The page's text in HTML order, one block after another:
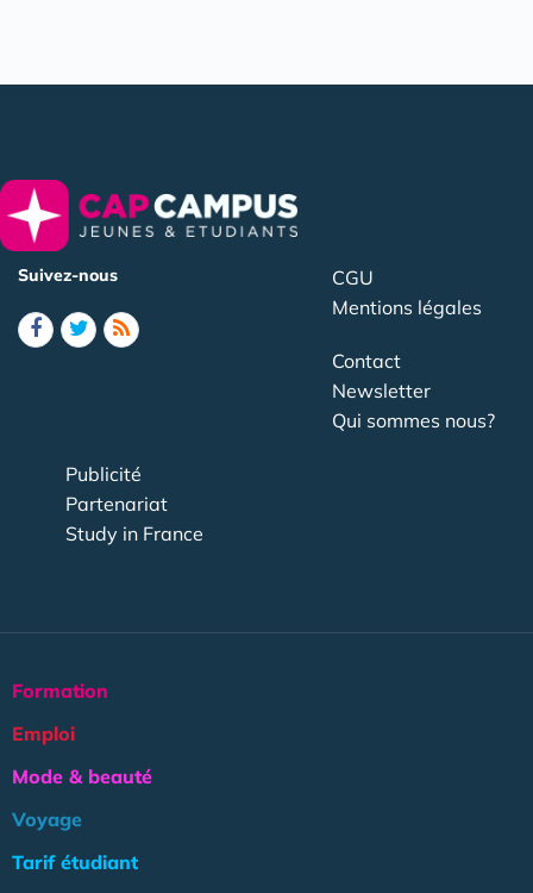
Suivez-nous
CGU
Mentions légales
Contact
Newsletter
Qui sommes nous?
Publicité
Partenariat
Study in France
Formation
Emploi
Mode & beauté
Voyage
Tarif étudiant